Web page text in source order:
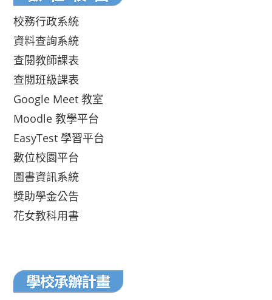
校務行政系統
資料查詢系統
查閱教師課表
查閱班級課表
Google Meet 教室
Moodle 教學平台
EasyTest 學習平台
數位校園平台
圖書資訊系統
獎助學金公告
花女教科用書